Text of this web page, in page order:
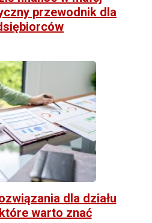
przewodnik dla
dla działu
warto znać